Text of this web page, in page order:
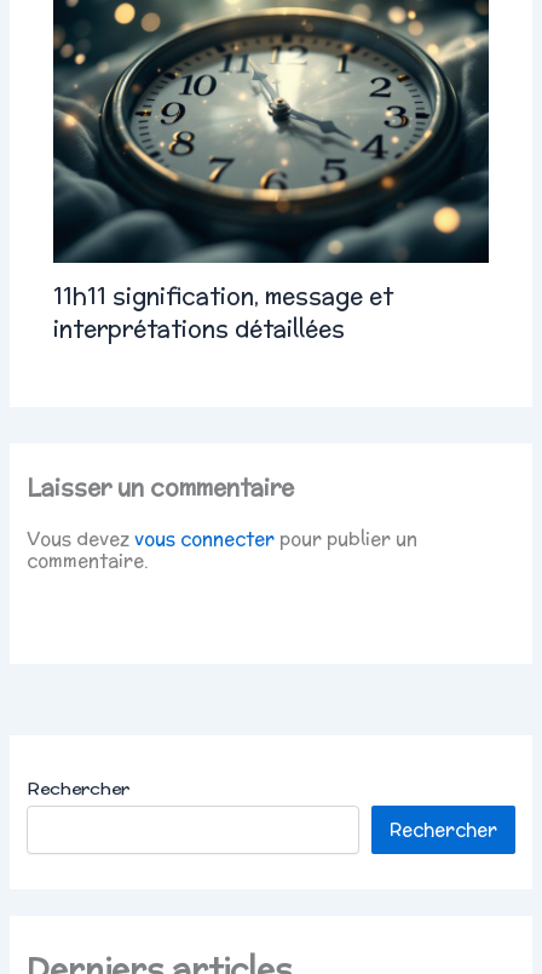
11h11 signification, message et
interprétations détaillées
Laisser un commentaire
Vous devezvous connecter pour publier un
commentaire.
Rechercher
Rechercher